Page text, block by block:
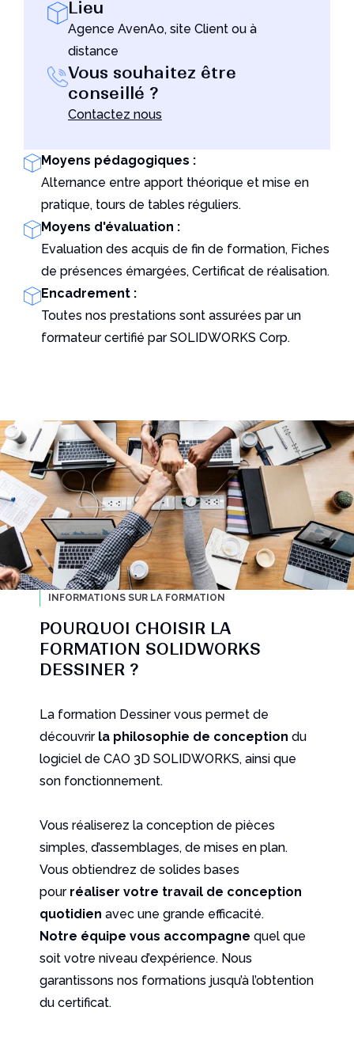
Un outil indispensable pour les utilisateurs de
Solidworks
Lire l'article
Lieu
Agence AvenAo, site Client ou à
distance
Vous souhaitez être
conseillé ?
Contactez nous
Moyens pédagogiques :
Alternance entre apport théorique et mise en
pratique, tours de tables réguliers.
Moyens d'évaluation :
Evaluation des acquis de fin de formation, Fiches
de présences émargées, Certificat de réalisation.
Encadrement :
Toutes nos prestations sont assurées par un
formateur certifié par SOLIDWORKS Corp.
INFORMATIONS SUR LA FORMATION
POURQUOI CHOISIR LA
FORMATION SOLIDWORKS
DESSINER ?
La formation Dessiner vous permet de
découvrir la philosophie de conception du
logiciel de CAO 3D SOLIDWORKS, ainsi que
son fonctionnement.
Vous réaliserez la conception de pièces
simples, d’assemblages, de mises en plan.
Vous obtiendrez de solides bases
pour réaliser votre travail de conception
quotidien avec une grande efficacité.
Notre équipe vous accompagne quel que
soit votre niveau d’expérience. Nous
garantissons nos formations jusqu’à l’obtention
du certificat.